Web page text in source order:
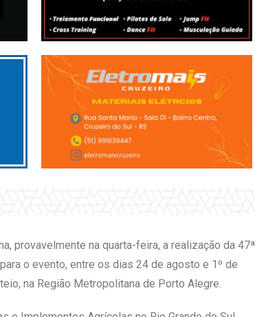
provavelmente na quarta-feira, a realização da 47ª
o evento, entre os dias 24 de agosto e 1º de
na Região Metropolitana de Porto Alegre.